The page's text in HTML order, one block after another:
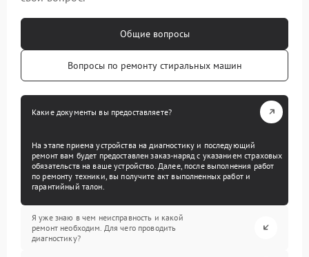
Общие вопросы
Вопросы по ремонту стиральных машин
Какие документы вы предоставляете?
На этапе приема устройства на диагностику и последующий
ремонт вам будет предоставлен заказ-наряд с указанием страховых
обязательств на ваше устройство. Далее, после выполнения работ
по ремонту техники, вы получите акт выполненных работ и
гарантийный талон.
Я уже знаю в чем неисправность и какой
ремонт необходим. Для чего проводить
диагностику?